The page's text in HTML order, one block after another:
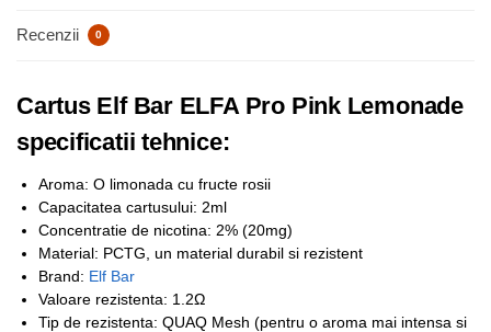
Recenzii 0
Cartus Elf Bar ELFA Pro Pink Lemonade
specificatii tehnice:
Aroma: O limonada cu fructe rosii
Capacitatea cartusului: 2ml
Concentratie de nicotina: 2% (20mg)
Material: PCTG, un material durabil si rezistent
Brand: Elf Bar
Valoare rezistenta: 1.2Ω
Tip de rezistenta: QUAQ Mesh (pentru o aroma mai intensa si